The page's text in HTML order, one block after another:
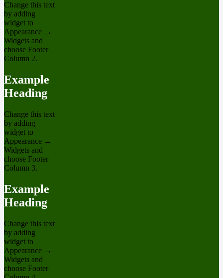
Change this text
by adding
widget to
Appearance →
Widgets and
choose Footer
Column 2.
Example
Heading
Change this text
by adding
widget to
Appearance →
Widgets and
choose Footer
Column 3.
Example
Heading
Change this text
by adding
widget to
Appearance →
Widgets and
choose Footer